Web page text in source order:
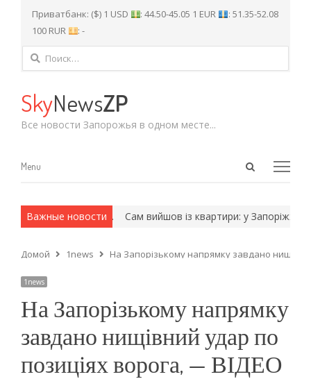
Приватбанк: ($) 1 USD : 44.50-45.05 1 EUR
: 51.35-52.08
100 RUR
: -
Найти:
SkyNewsZP
Все новости Запорожья в одном месте...
Open
Menu
Menu
Важные новости
и армейские методы. Сам вийшов із квартири: у Запоріжжі
Домой 1news На Запорізькому напрямку завдано
1news
На Запорізькому напрямку
завдано нищівний удар по
позиціях ворога, — ВІДЕО